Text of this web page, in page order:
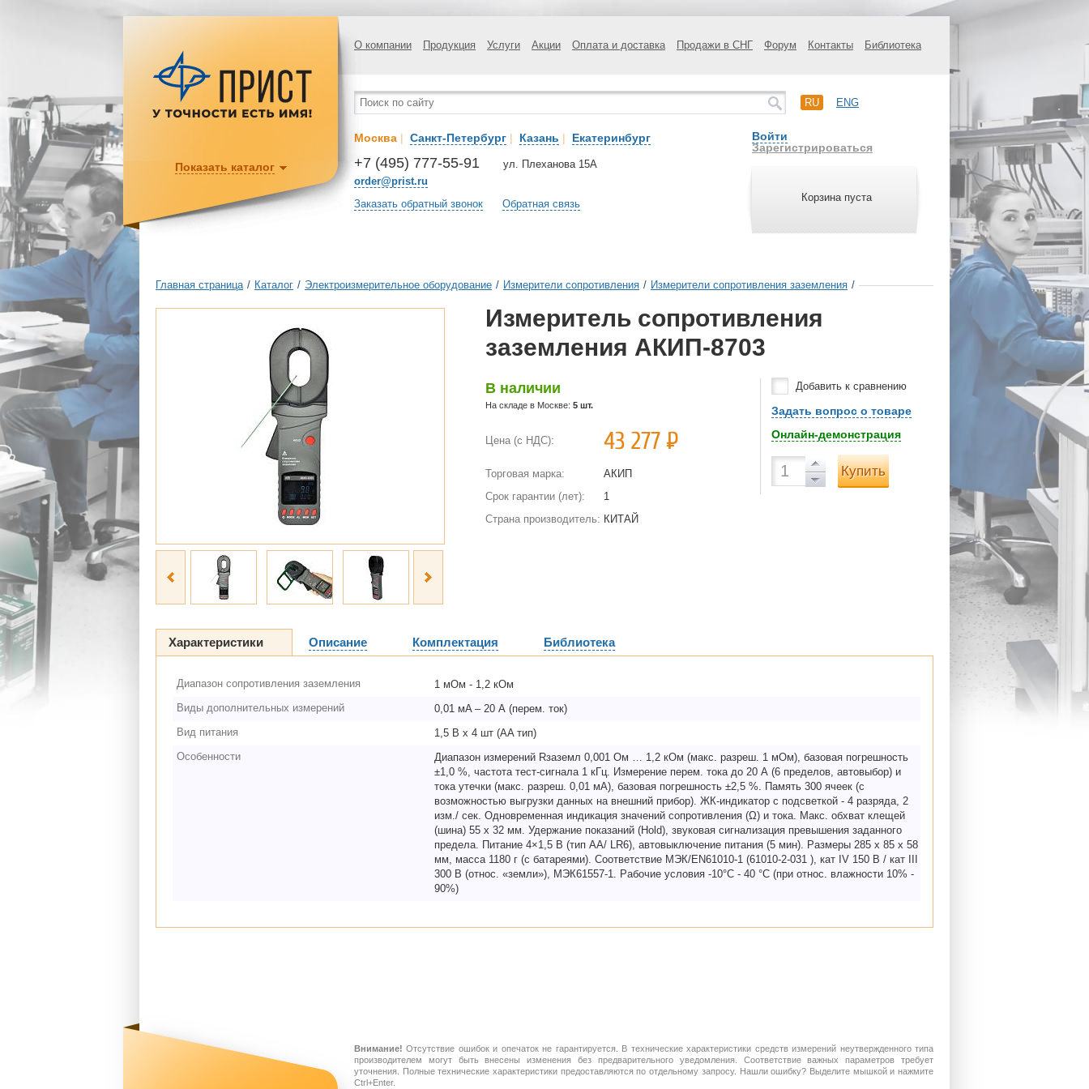
О компании Продукция Услуги Акции Оплата и доставка Продажи в СНГ Форум Контакты Библиотека
RU ENG
Москва | Санкт-Петербург | Казань | Екатеринбург
+7 (495) 777-55-91
order@prist.ru
ул. Плеханова 15А
Заказать обратный звонок Обратная связь
Войти
Зарегистрироваться
Корзина пуста
Показать каталог
Главная страница / Каталог / Электроизмерительное оборудование / Измерители сопротивления / Измерители сопротивления заземления /
Измеритель сопротивления
заземления АКИП-8703
В наличии
На складе в Москве: 5 шт.
Цена (с НДС): 43 277 Р
Торговая марка:
АКИП
Срок гарантии (лет):
1
Страна производитель: КИТАЙ
Добавить к сравнению
Задать вопрос о товаре
Онлайн-демонстрация
Купить
Характеристики Описание Комплектация Библиотека
Диапазон сопротивления заземления
1 мОм - 1,2 кОм
Виды дополнительных измерений
0,01 мA – 20 А (перем. ток)
Вид питания
1,5 В х 4 шт (AA тип)
Особенности
Диапазон измерений Rзаземл 0,001 Ом … 1,2 кОм (макс. разреш. 1 мОм), базовая погрешность
±1,0 %, частота тест-сигнала 1 кГц. Измерение перем. тока до 20 А (6 пределов, автовыбор) и
тока утечки (макс. разреш. 0,01 мA), базовая погрешность ±2,5 %. Память 300 ячеек (с
возможностью выгрузки данных на внешний прибор). ЖК-индикатор с подсветкой - 4 разряда, 2
изм./ сек. Одновременная индикация значений сопротивления (Ω) и тока. Макс. обхват клещей
(шина) 55 х 32 мм. Удержание показаний (Hold), звуковая сигнализация превышения заданного
предела. Питание 4×1,5 В (тип АА/ LR6), автовыключение питания (5 мин). Размеры 285 x 85 x 58
мм, масса 1180 г (с батареями). Соответствие МЭК/EN61010-1 (61010-2-031 ), кат IV 150 В / кат III
300 В (относ. «земли»), МЭК61557-1. Рабочие условия -10°C - 40 °C (при относ. влажности 10% -
90%)
Внимание! Отсутствие ошибок и опечаток не гарантируется. В технические характеристики средств измерений неутвержденного типа
производителем могут быть внесены изменения без предварительного уведомления. Соответствие важных параметров требует
уточнения. Полные технические характеристики предоставляются по отдельному запросу. Нашли ошибку? Выделите мышкой и нажмите
Ctrl+Enter.